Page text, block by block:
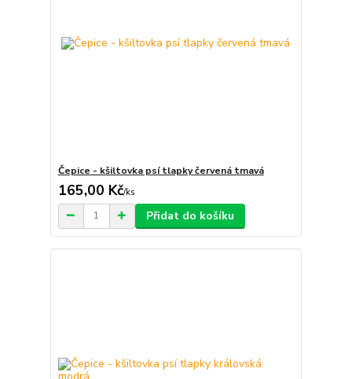
Čepice - kšiltovka psí tlapky červená tmavá
165,00 Kč/ks
Přidat do košíku